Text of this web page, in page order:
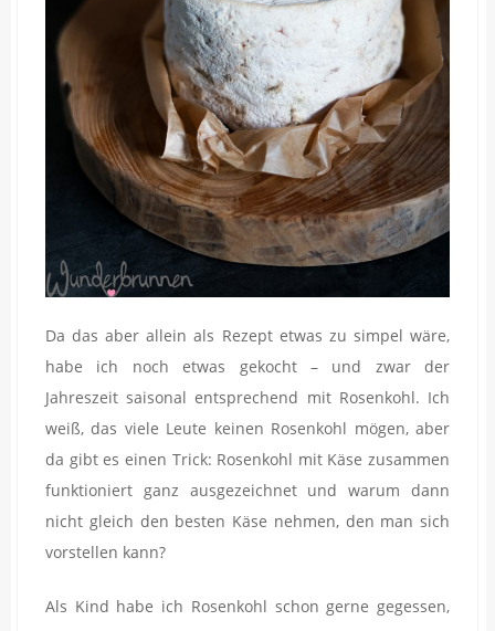
Da das aber allein als Rezept etwas zu simpel wäre,
habe ich noch etwas gekocht – und zwar der
Jahreszeit saisonal entsprechend mit Rosenkohl. Ich
weiß, das viele Leute keinen Rosenkohl mögen, aber
da gibt es einen Trick: Rosenkohl mit Käse zusammen
funktioniert ganz ausgezeichnet und warum dann
nicht gleich den besten Käse nehmen, den man sich
vorstellen kann?
Als Kind habe ich Rosenkohl schon gerne gegessen,